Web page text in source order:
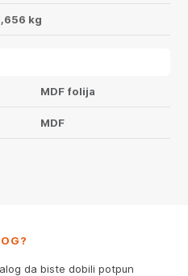
kg
MDF folija
MDF
da biste dobili potpun